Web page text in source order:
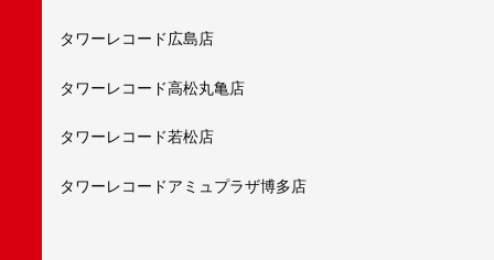
タワーレコード広島店
タワーレコード高松丸亀店
タワーレコード若松店
タワーレコードアミュプラザ博多店